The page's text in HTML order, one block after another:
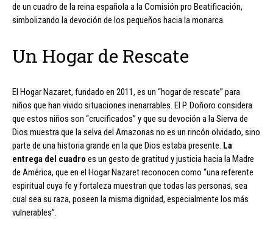
de un cuadro de la reina española a la Comisión pro Beatificación,
simbolizando la devoción de los pequeños hacia la monarca.
Un Hogar de Rescate
El Hogar Nazaret, fundado en 2011, es un “hogar de rescate” para
niños que han vivido situaciones inenarrables. El P. Doñoro considera
que estos niños son “crucificados” y que su devoción a la Sierva de
Dios muestra que la selva del Amazonas no es un rincón olvidado, sino
parte de una historia grande en la que Dios estaba presente. La
entrega del cuadro es un gesto de gratitud y justicia hacia la Madre
de América, que en el Hogar Nazaret reconocen como “una referente
espiritual cuya fe y fortaleza muestran que todas las personas, sea
cual sea su raza, poseen la misma dignidad, especialmente los más
vulnerables”.